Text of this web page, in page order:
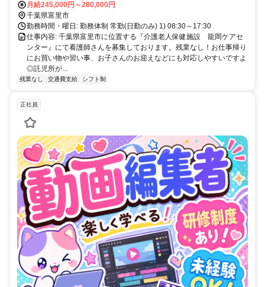
月給245,000円～280,000円
千葉県富里市
勤務時間・曜日: 勤務体制 常勤(日勤のみ) 1) 08:30～17:30
仕事内容: 千葉県富里市に位置する『介護老人保健施設 龍岡ケアセ
ンター』にて看護師さんを募集しております。残業なし！お仕事帰り
にお買い物や習い事、お子さんのお迎えなどにも対応しやすいですよ
◎託児所が...
残業なし 交通費支給 シフト制
正社員